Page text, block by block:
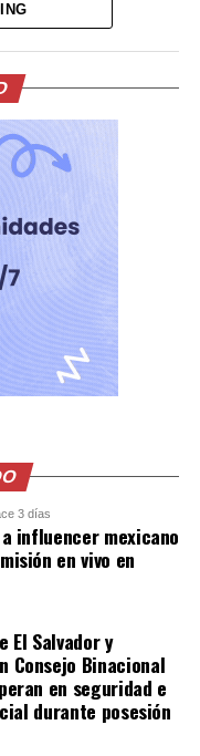
reflexión que
etapa de gobierno.
la Espriella, hizo
salud,
público y la
en este
amistad y
así como la
una agenda
de ambos
3 días
a influencer mexicano
en vivo en
El Salvador y
Consejo Binacional
en seguridad e
durante posesión